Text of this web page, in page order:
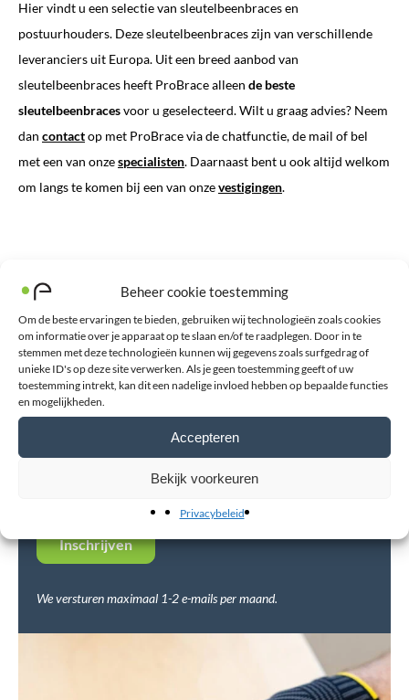
Beheer cookie toestemming
Om de beste ervaringen te bieden, gebruiken wij technologieën zoals cookies
om informatie over je apparaat op te slaan en/of te raadplegen. Door in te
stemmen met deze technologieën kunnen wij gegevens zoals surfgedrag of
unieke ID's op deze site verwerken. Als je geen toestemming geeft of uw
toestemming intrekt, kan dit een nadelige invloed hebben op bepaalde functies
en mogelijkheden.
Accepteren
Bekijk voorkeuren
Privacybeleid
Hier vindt u een selectie van sleutelbeenbraces en
postuurhouders. Deze sleutelbeenbraces zijn van verschillende
leveranciers uit Europa. Uit een breed aanbod van
sleutelbeenbraces heeft ProBrace alleen de beste
sleutelbeenbracesvoor u geselecteerd. Wilt u graag advies? Neem
dan contactop met ProBrace via de chatfunctie, de mail of bel
met een van onzespecialisten. Daarnaast bent u ook altijd welkom
om langs te komen bij een van onzevestigingen.
Nieuwsbrief
Schrijf u in voor onze nieuwsbrief en blijf op de hoogte van
het laatste nieuws, beste tips en aanbiedingen.
We versturen maximaal 1-2 e-mails per maand.